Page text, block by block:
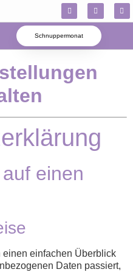
Schnuppermonat
einen
einfachen Überblick
Daten passiert,